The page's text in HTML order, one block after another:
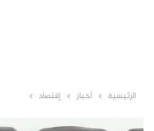
الرئيسية أخبار إقتصاد